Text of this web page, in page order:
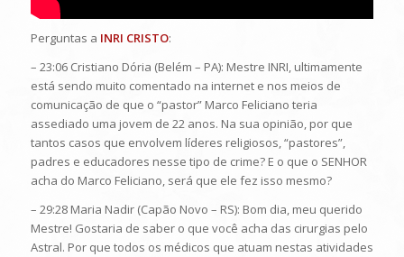
Perguntas a INRI CRISTO:
– 23:06 Cristiano Dória (Belém – PA): Mestre INRI, ultimamente
está sendo muito comentado na internet e nos meios de
comunicação de que o “pastor” Marco Feliciano teria
assediado uma jovem de 22 anos. Na sua opinião, por que
tantos casos que envolvem líderes religiosos, “pastores”,
padres e educadores nesse tipo de crime? E o que o SENHOR
acha do Marco Feliciano, será que ele fez isso mesmo?
– 29:28 Maria Nadir (Capão Novo – RS): Bom dia, meu querido
Mestre! Gostaria de saber o que você acha das cirurgias pelo
Astral. Por que todos os médicos que atuam nestas atividades